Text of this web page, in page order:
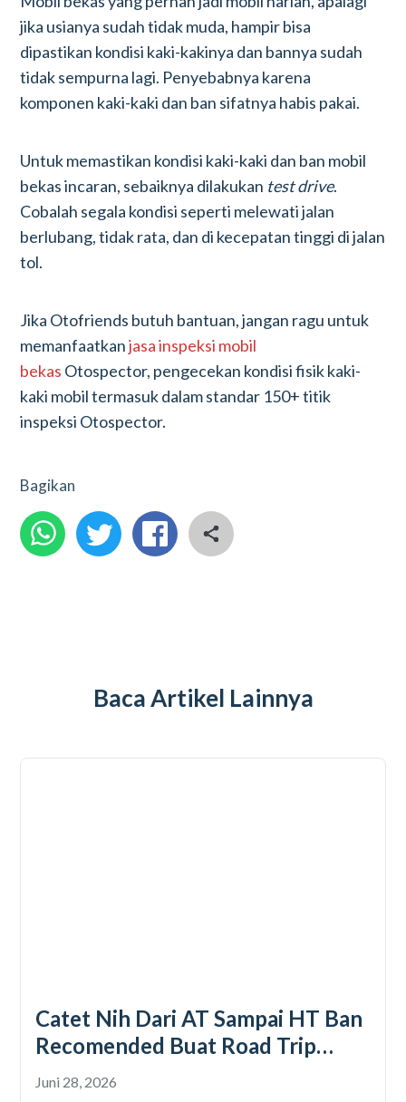
jika usianya sudah tidak muda, hampir bisa
dipastikan kondisi kaki-kakinya dan bannya sudah
tidak sempurna lagi. Penyebabnya karena
komponen kaki-kaki dan ban sifatnya habis pakai.
Untuk memastikan kondisi kaki-kaki dan ban mobil
bekas incaran, sebaiknya dilakukan test drive.
Cobalah segala kondisi seperti melewati jalan
berlubang, tidak rata, dan di kecepatan tinggi di jalan
tol.
Jika Otofriends butuh bantuan, jangan ragu untuk
memanfaatkanjasa inspeksi mobil
bekas Otospector, pengecekan kondisi fisik kaki-
kaki mobil termasuk dalam standar 150+ titik
inspeksi Otospector.
Bagikan
Baca Artikel Lainnya
Catet Nih Dari AT Sampai HT Ban
Recomended Buat Road Trip
Mobil
Juni 28, 2026